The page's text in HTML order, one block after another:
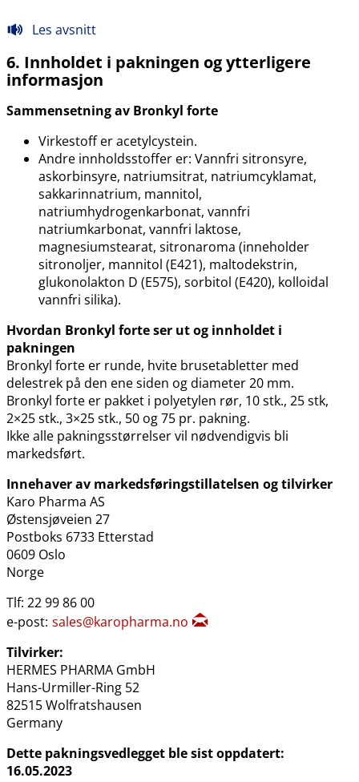
Les avsnitt
6. Innholdet i pakningen og ytterligere
informasjon
Sammensetning av Bronkyl forte
Virkestoff er acetylcystein.
Andre innholdsstoffer er: Vannfri sitronsyre,
askorbinsyre, natriumsitrat, natriumcyklamat,
sakkarinnatrium, mannitol,
natriumhydrogenkarbonat, vannfri
natriumkarbonat, vannfri laktose,
magnesiumstearat, sitronaroma (inneholder
sitronoljer, mannitol (E421), maltodekstrin,
glukonolakton D (E575), sorbitol (E420), kolloidal
vannfri silika).
Hvordan Bronkyl forte ser ut og innholdet i
pakningen
Bronkyl forte er runde, hvite brusetabletter med
delestrek på den ene siden og diameter 20 mm.
Bronkyl forte er pakket i polyetylen rør, 10 stk., 25 stk,
2×25 stk., 3×25 stk., 50 og 75 pr. pakning.
Ikke alle pakningsstørrelser vil nødvendigvis bli
markedsført.
Innehaver av markedsføringstillatelsen og tilvirker
Karo Pharma AS
Østensjøveien 27
Postboks 6733 Etterstad
0609 Oslo
Norge
Tlf: 22 99 86 00
e-post: sales@karopharma.no
Tilvirker:
HERMES PHARMA GmbH
Hans-Urmiller-Ring 52
82515 Wolfratshausen
Germany
Dette pakningsvedlegget ble sist oppdatert:
16.05.2023